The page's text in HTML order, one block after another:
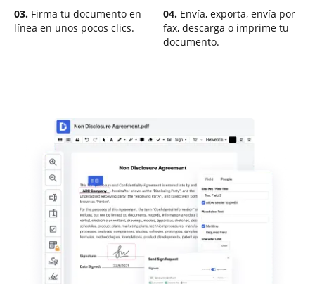
03. Firma tu documento en
línea en unos pocos clics.
04. Envía, exporta, envía por
fax, descarga o imprime tu
documento.